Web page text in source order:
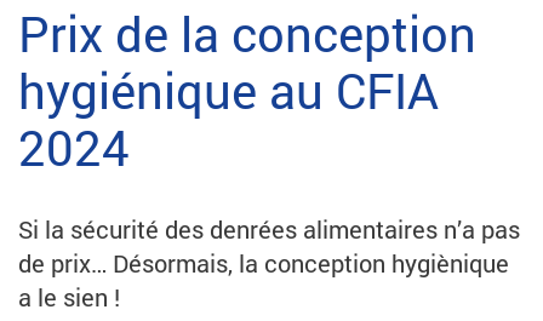
Prix de la conception
hygiénique au CFIA
2024
Si la sécurité des denrées alimentaires n’a pas
de prix… Désormais, la conception hygiènique
a le sien !